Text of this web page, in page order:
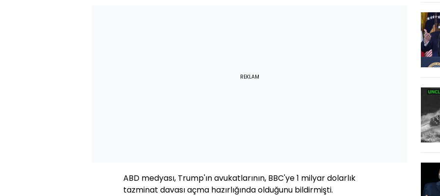
REKLAM
ABD medyası, Trump'ın avukatlarının, BBC'ye 1 milyar dolarlık
tazminat davası açma hazırlığında olduğunu bildirmişti.